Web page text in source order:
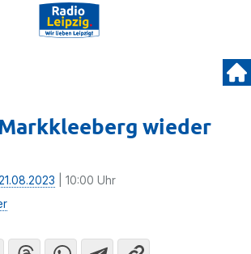
wieder
| 10:00 Uhr